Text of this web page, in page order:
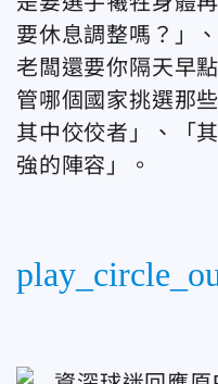
要休息調整嗎？」
老闆還要你隔天早
管哪個國家挑選那
其中佼佼者」、「
強的陣容」。